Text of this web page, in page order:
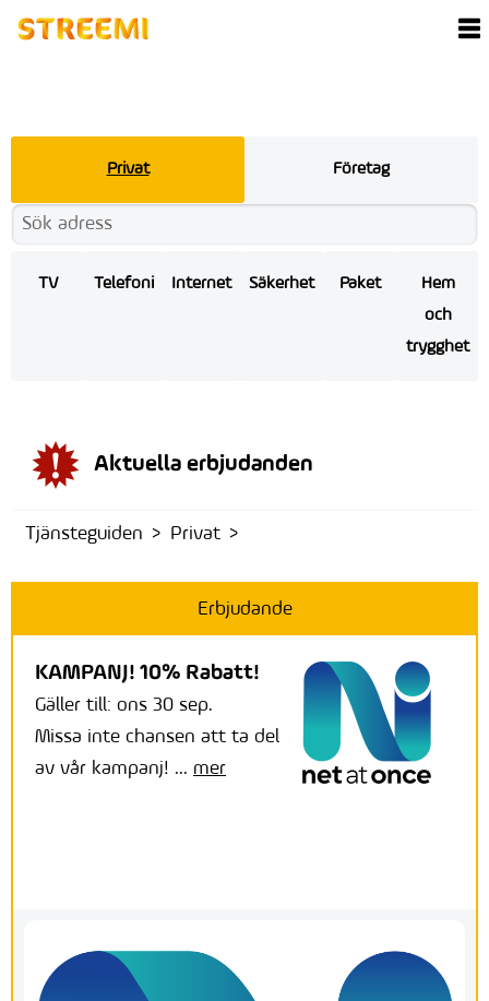
Privat Företag
TV Telefoni Internet Säkerhet Paket
Hem
och
trygghet
Aktuella erbjudanden
Tjänsteguiden Privat
Erbjudande
KAMPANJ! 10% Rabatt!
Gäller till: ons 30 sep.
Missa inte chansen att ta del
av vår kampanj! ... mer